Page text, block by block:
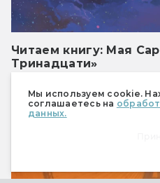
Мы используем cookie.
соглашаетесь на
данных.
Читаем книгу: Мая
Тринадцати»
понимает, какую цену
за свою силу